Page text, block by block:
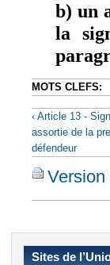
b) un
la
MOTS CLEFS:
‹ Article 13 -
assortie de la
défendeur
Sites de